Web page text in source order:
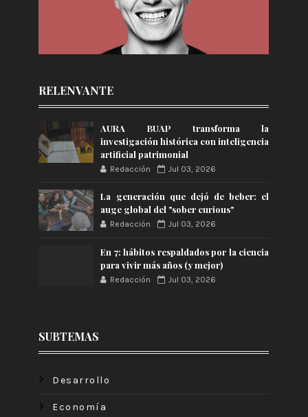
RELENVANTE
AURA BUAP transforma la
investigación histórica con inteligencia
artificial patrimonial
Redacción Jul 03, 2026
La generación que dejó de beber: el
auge global del "sober curious"
Redacción Jul 03, 2026
En 7: hábitos respaldados por la ciencia
para vivir más años (y mejor)
Redacción Jul 03, 2026
SUBTEMAS
Desarrollo
Economía